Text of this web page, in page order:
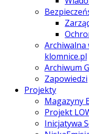
klomnice.pl
Archiwum
Zapowiedzi
Projekty
Magazyny
Projekt
Inicjatywa